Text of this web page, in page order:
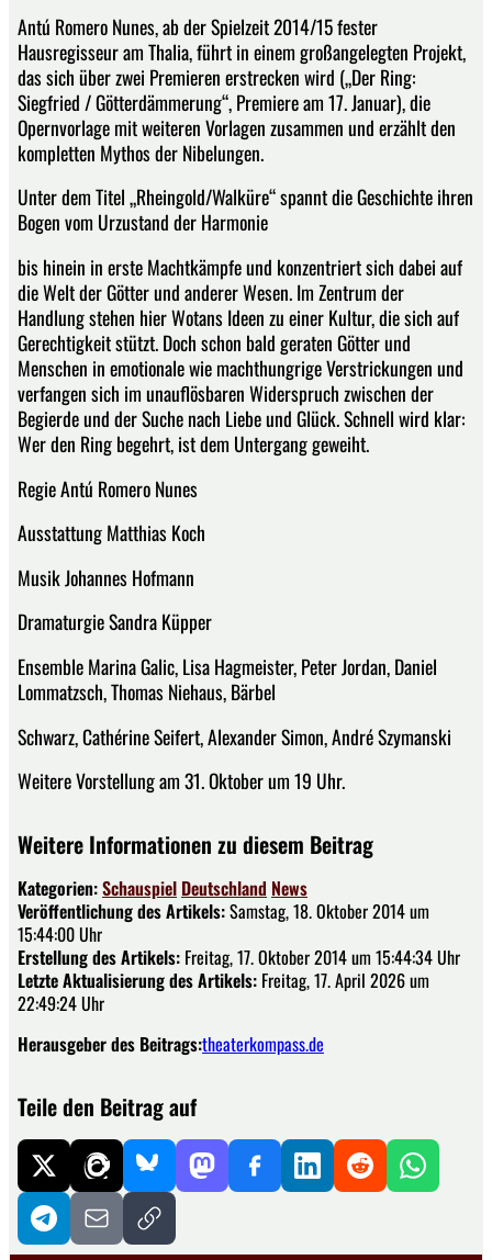
Antú Romero Nunes, ab der Spielzeit 2014/15 fester
Hausregisseur am Thalia, führt in einem großangelegten Projekt,
das sich über zwei Premieren erstrecken wird („Der Ring:
Siegfried / Götterdämmerung“, Premiere am 17. Januar), die
Opernvorlage mit weiteren Vorlagen zusammen und erzählt den
kompletten Mythos der Nibelungen.
Unter dem Titel „Rheingold/Walküre“ spannt die Geschichte ihren
Bogen vom Urzustand der Harmonie
bis hinein in erste Machtkämpfe und konzentriert sich dabei auf
die Welt der Götter und anderer Wesen. Im Zentrum der
Handlung stehen hier Wotans Ideen zu einer Kultur, die sich auf
Gerechtigkeit stützt. Doch schon bald geraten Götter und
Menschen in emotionale wie machthungrige Verstrickungen und
verfangen sich im unauflösbaren Widerspruch zwischen der
Begierde und der Suche nach Liebe und Glück. Schnell wird klar:
Wer den Ring begehrt, ist dem Untergang geweiht.
Regie Antú Romero Nunes
Ausstattung Matthias Koch
Musik Johannes Hofmann
Dramaturgie Sandra Küpper
Ensemble Marina Galic, Lisa Hagmeister, Peter Jordan, Daniel
Lommatzsch, Thomas Niehaus, Bärbel
Schwarz, Cathérine Seifert, Alexander Simon, André Szymanski
Weitere Vorstellung am 31. Oktober um 19 Uhr.
Weitere Informationen zu diesem Beitrag
Kategorien:Schauspiel Deutschland News
Veröffentlichung des Artikels:Samstag, 18. Oktober 2014 um
15:44:00 Uhr
Erstellung des Artikels: Freitag, 17. Oktober 2014 um 15:44:34 Uhr
Letzte Aktualisierung des Artikels: Freitag, 17. April 2026 um
22:49:24 Uhr
Herausgeber des Beitrags:theaterkompass.de
Teile den Beitrag auf